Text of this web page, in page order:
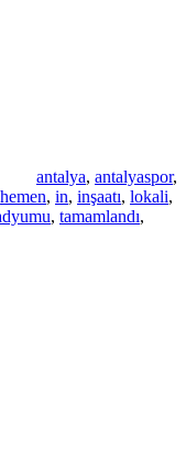
antalya, antalyaspor,
hemen, in, inşaatı, lokali,
, tamamlandı,